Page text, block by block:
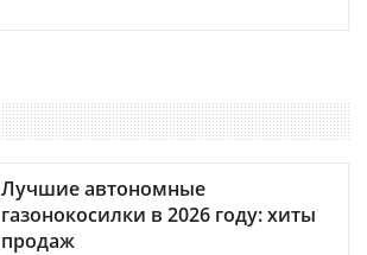
Лучшие автономные
газонокосилки в 2026 году: хиты
продаж